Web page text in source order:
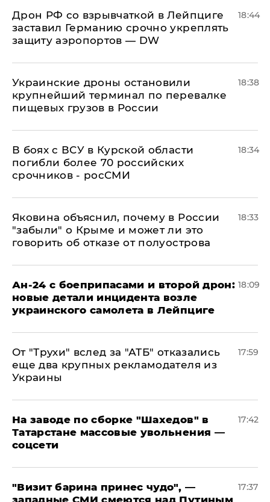
​Дрон РФ со взрывчаткой в Лейпциге
заставил Германию срочно укреплять
защиту аэропортов — DW
18:44
Украинские дроны остановили
крупнейший терминал по перевалке
пищевых грузов в России
18:38
В боях с ВСУ в Курской области
погибли более 70 российских
срочников - росСМИ
18:34
Яковина объяснил, почему в России
"забыли" о Крыме и может ли это
говорить об отказе от полуострова
18:33
Ан-24 с боеприпасами и второй дрон:
новые детали инцидента возле
украинского самолета в Лейпциге
18:09
От "Трухи" вслед за "АТБ" отказались
еще два крупных рекламодателя из
Украины
17:59
На заводе по сборке "Шахедов" в
Татарстане массовые увольнения —
соцсети
17:42
"Визит барина принес чудо", —
17:37